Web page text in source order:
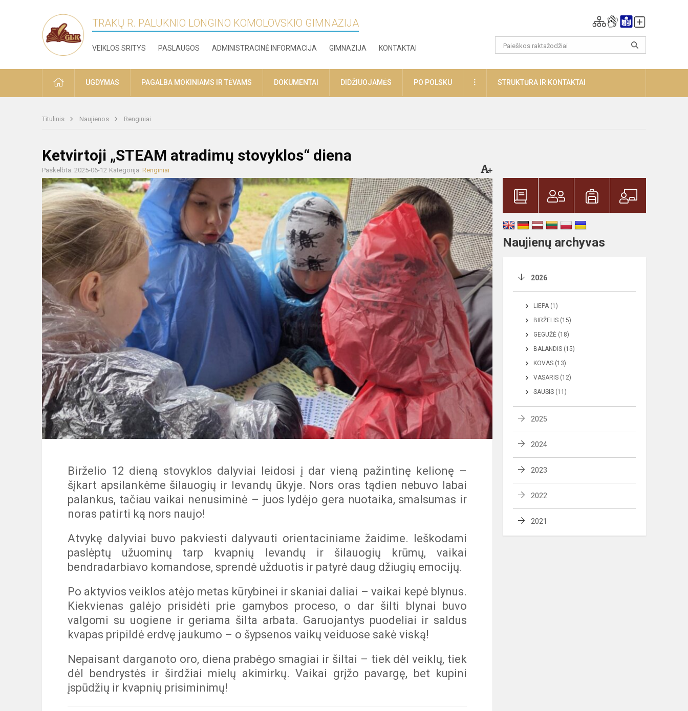
TRAKŲ R. PALUKNIO LONGINO KOMOLOVSKIO GIMNAZIJA
VEIKLOS SRITYS PASLAUGOS ADMINISTRACINĖ INFORMACIJA GIMNAZIJA KONTAKTAI
PRADŽIAUGDYMAS PAGALBA MOKINIAMS IR TĖVAMS DOKUMENTAI DIDŽIUOJAMĖS PO POLSKU DAUGIAUSTRUKTŪRA IR KONTAKTAI
Titulinis Naujienos Renginiai
Ketvirtoji „STEAM atradimų stovyklos“ diena
Paskelbta: 2025-06-12 Kategorija: Renginiai
Birželio 12 dieną stovyklos dalyviai leidosi į dar vieną pažintinę kelionę –
šįkart apsilankėme šilauogių ir levandų ūkyje. Nors oras tądien nebuvo labai
palankus, tačiau vaikai nenusiminė – juos lydėjo gera nuotaika, smalsumas ir
noras patirti ką nors naujo!
Atvykę dalyviai buvo pakviesti dalyvauti orientaciniame žaidime. Ieškodami
paslėptų užuominų tarp kvapnių levandų ir šilauogių krūmų, vaikai
bendradarbiavo komandose, sprendė užduotis ir patyrė daug džiugių emocijų.
Po aktyvios veiklos atėjo metas kūrybinei ir skaniai daliai – vaikai kepė blynus.
Kiekvienas galėjo prisidėti prie gamybos proceso, o dar šilti blynai buvo
valgomi su uogiene ir geriama šilta arbata. Garuojantys puodeliai ir saldus
kvapas pripildė erdvę jaukumo – o šypsenos vaikų veiduose sakė viską!
Nepaisant darganoto oro, diena prabėgo smagiai ir šiltai – tiek dėl veiklų, tiek
dėl bendrystės ir širdžiai mielų akimirkų. Vaikai grįžo pavargę, bet kupini
įspūdžių ir kvapnių prisiminimų!
Naujienų archyvas
2026
LIEPA (1)
BIRŽELIS (15)
GEGUŽĖ (18)
BALANDIS (15)
KOVAS (13)
VASARIS (12)
SAUSIS (11)
2025
2024
2023
2022
2021